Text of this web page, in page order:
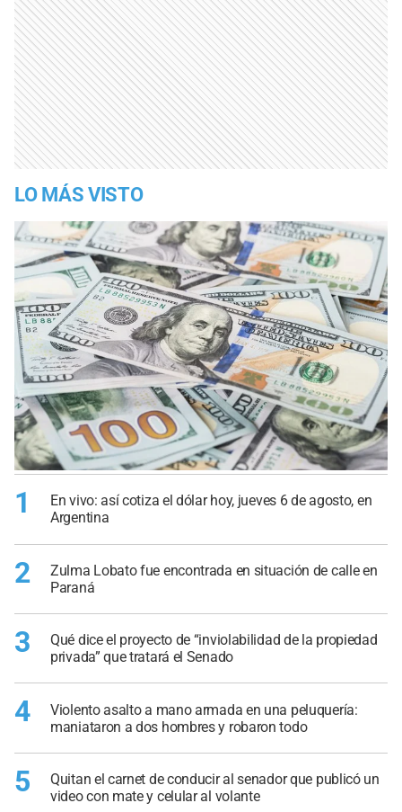
LO MÁS VISTO
1
En vivo: así cotiza el dólar hoy, jueves 6 de agosto, en
Argentina
2
Zulma Lobato fue encontrada en situación de calle en
Paraná
3
Qué dice el proyecto de “inviolabilidad de la propiedad
privada” que tratará el Senado
4
Violento asalto a mano armada en una peluquería:
maniataron a dos hombres y robaron todo
5
Quitan el carnet de conducir al senador que publicó un
video con mate y celular al volante